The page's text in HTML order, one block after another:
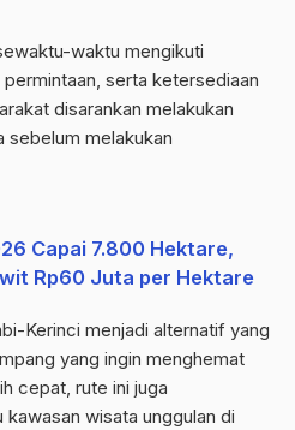
waktu mengikuti
serta ketersediaan
disarankan melakukan
sebelum melakukan
Capai 7.800 Hektare,
Rp60 Juta per Hektare
Kerinci menjadi alternatif yang
yang ingin menghemat
cepat, rute ini juga
wisata unggulan di